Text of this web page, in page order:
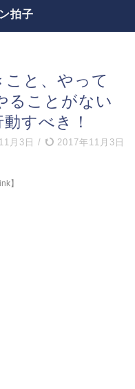
拍子
と、やって
ることがない
すべき！
月3日 / 2017年11月3日
】